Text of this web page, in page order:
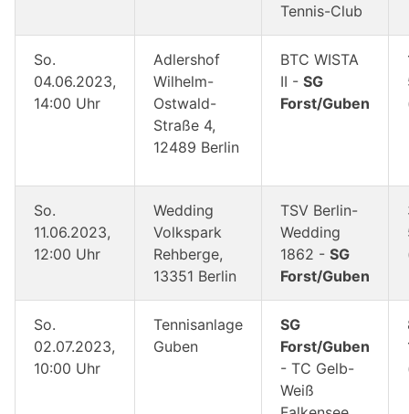
Tennis-Club
So.
04.06.2023,
14:00 Uhr
Adlershof
Wilhelm-
Ostwald-
Straße 4,
12489 Berlin
BTC WISTA
II - SG
Forst/Guben
So.
11.06.2023,
12:00 Uhr
Wedding
Volkspark
Rehberge,
13351 Berlin
TSV Berlin-
Wedding
1862 - SG
Forst/Guben
So.
02.07.2023,
10:00 Uhr
Tennisanlage
Guben
SG
Forst/Guben
- TC Gelb-
Weiß